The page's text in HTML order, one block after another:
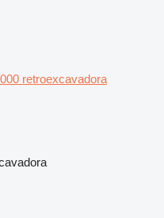
retroexcavadora